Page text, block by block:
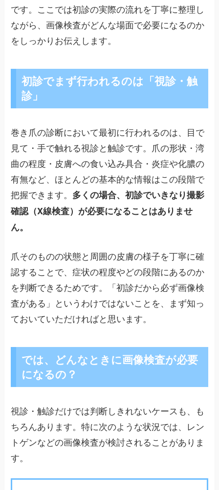
です。ここでは初診の実際の流れを丁寧に整理し
ながら、画像検査がどんな場面で必要になるのか
をしっかりお伝えします。
初診でまず行われるのは「視診・触
診」
巻き爪の診断において最初に行われるのは、目で
見て・手で触れる視診と触診です。爪の形状・湾
曲の程度・皮膚への食い込み具合・炎症や化膿の
有無など、ほとんどの基本的な情報はこの段階で
把握できます。 多くの場合、初診でいきなり撮影
確認（X線検査）が必要になることはありませ
ん。
爪そのものの状態と周囲の皮膚の様子を丁寧に確
認することで、症状の程度やどの段階にあるのか
を判断できるためです。「初診だから必ず画像検
査がある」というわけではないことを、まず知っ
ておいていただければと思います。
では、どんなときに画像検査が必要
になるの？
視診・触診だけでは判断しきれないケースも、も
ちろんあります。特に次のような状況では、レン
トゲンなどの画像検査が検討されることがありま
す。